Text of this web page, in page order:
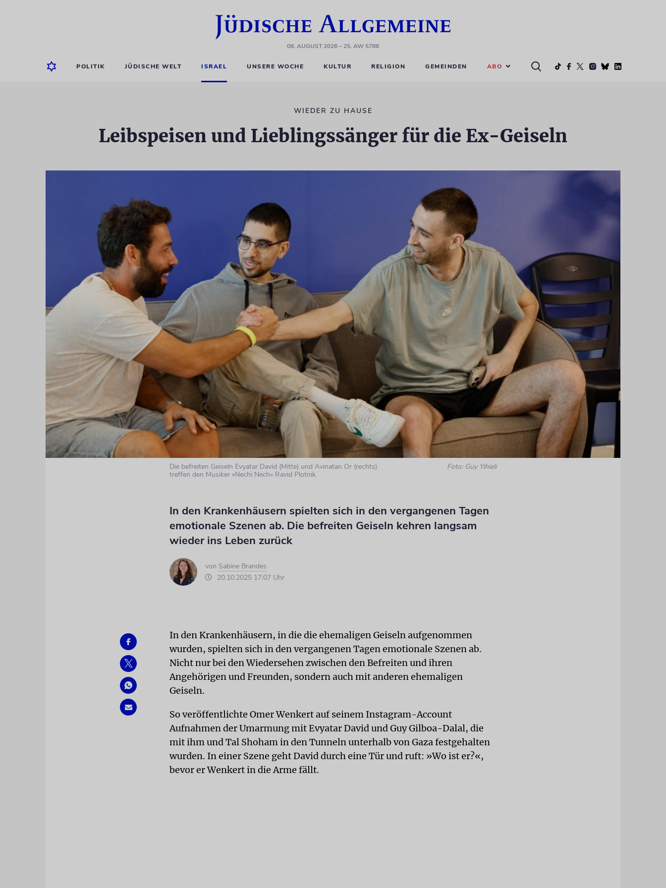
08. AUGUST 2026– 25. AW 5786
POLITIK JÜDISCHE WELT ISRAEL UNSERE WOCHE KULTUR RELIGION GEMEINDEN ABO
WIEDER ZU HAUSE
Leibspeisen und Lieblingssänger für die Ex-Geiseln
Die befreiten Geiseln Evyatar David (Mitte) und Avinatan Or (rechts)
treffen den Musiker »Nechi Nech« Ravid Plotnik.
Foto: Guy Yihieli
In den Krankenhäusern spielten sich in den vergangenen Tagen
emotionale Szenen ab. Die befreiten Geiseln kehren langsam
wieder ins Leben zurück
von Sabine Brandes
20.10.2025 17:07 Uhr
In den Krankenhäusern, in die die ehemaligen Geiseln aufgenommen
wurden, spielten sich in den vergangenen Tagen emotionale Szenen ab.
Nicht nur bei den Wiedersehen zwischen den Befreiten und ihren
Angehörigen und Freunden, sondern auch mit anderen ehemaligen
Geiseln.
So veröffentlichte Omer Wenkert auf seinem Instagram-Account
Aufnahmen der Umarmung mit Evyatar David und Guy Gilboa-Dalal, die
mit ihm und Tal Shoham in den Tunneln unterhalb von Gaza festgehalten
wurden. In einer Szene geht David durch eine Tür und ruft: »Wo ist er?«,
bevor er Wenkert in die Arme fällt.